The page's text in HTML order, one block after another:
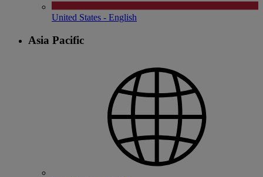
United States - English
Asia Pacific